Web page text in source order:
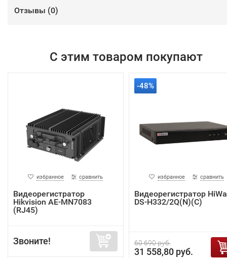
Отзывы (0)
С этим товаром покупают
избранное сравнить
Видеорегистратор
Hikvision AE-MN7083
(RJ45)
Звоните!
-48%
избранное сравнить
Видеорегистратор
DS-H332/2Q(N)(C)
60 690 руб.
31 558,80 руб.